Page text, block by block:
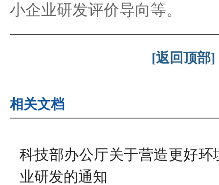
小企业研发评价导向等。
[返回顶部]
相关文档
科技部办公厅关于营造更好
业研发的通知